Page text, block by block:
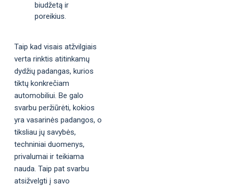
biudžetą ir
poreikius.
Taip kad visais atžvilgiais
verta rinktis atitinkamų
dydžių padangas, kurios
tiktų konkrečiam
automobiliui. Be galo
svarbu peržiūrėti, kokios
yra vasarinės padangos, o
tiksliau jų savybės,
techniniai duomenys,
privalumai ir teikiama
nauda. Taip pat svarbu
atsižvelgti į savo